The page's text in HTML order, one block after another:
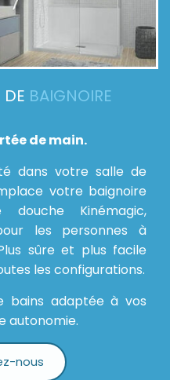
DE BAIGNOIRE
de main.
dans votre salle de
votre baignoire
Kinémagic,
les personnes à
sûre et plus facile
les configurations.
bains adaptée à vos
autonomie.
nous